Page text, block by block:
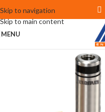
Skip to navigation
Skip to main content
MENU